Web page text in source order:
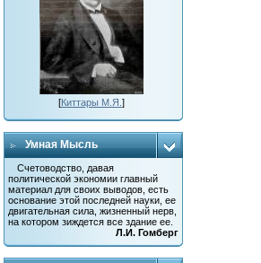
[Киттары М.Я. ]
Умная Мысль
Счетоводство, давая
политической экономии главный
материал для своих выводов, есть
основание этой последней науки, ее
двигательная сила, жизненный нерв,
на котором зиждется все здание ее.
Л.И. Гомберг